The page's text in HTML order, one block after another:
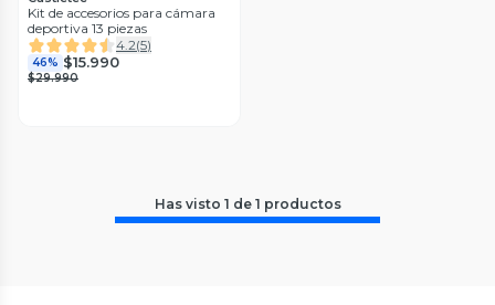
Kit de accesorios para cámara
deportiva 13 piezas
4.2(5)
46% $15.990
$29.990
Has visto 1 de 1 productos